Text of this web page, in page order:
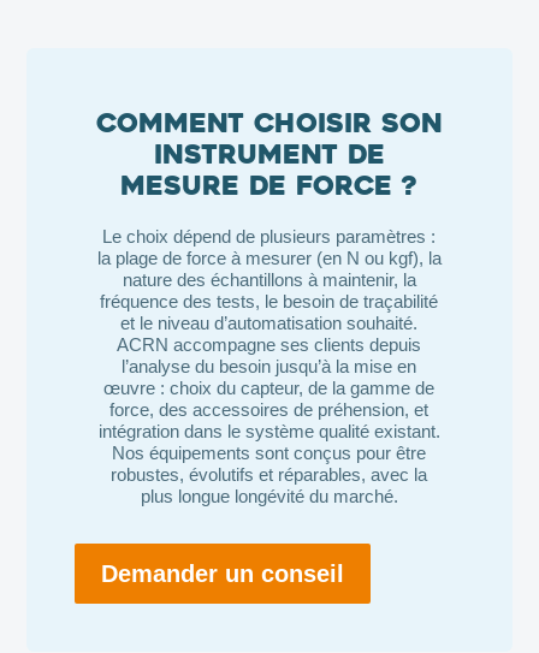
Comment choisir son
instrument de
mesure de force ?
Le choix dépend de plusieurs paramètres :
la plage de force à mesurer (en N ou kgf), la
nature des échantillons à maintenir, la
fréquence des tests, le besoin de traçabilité
et le niveau d’automatisation souhaité.
ACRN accompagne ses clients depuis
l’analyse du besoin jusqu’à la mise en
œuvre : choix du capteur, de la gamme de
force, des accessoires de préhension, et
intégration dans le système qualité existant.
Nos équipements sont conçus pour être
robustes, évolutifs et réparables, avec la
plus longue longévité du marché.
Demander un conseil